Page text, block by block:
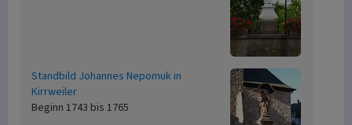
Standbild Johannes Nepomuk in
Kirrweiler
Beginn 1743 bis 1765